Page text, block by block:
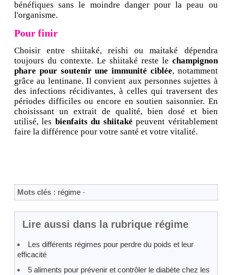
bénéfiques sans le moindre danger pour la peau ou
l'organisme.
Pour finir
Choisir entre shiitaké, reishi ou maitaké dépendra
toujours du contexte. Le shiitaké reste le champignon
phare pour soutenir une immunité ciblée, notamment
grâce au lentinane. Il convient aux personnes sujettes à
des infections récidivantes, à celles qui traversent des
périodes difficiles ou encore en soutien saisonnier. En
choisissant un extrait de qualité, bien dosé et bien
utilisé, les bienfaits du shiitaké peuvent véritablement
faire la différence pour votre santé et votre vitalité.
Mots clés : régime -
Lire aussi dans la rubrique régime
Les différents régimes pour perdre du poids et leur
efficacité
5 aliments pour prévenir et contrôler le diabète chez les